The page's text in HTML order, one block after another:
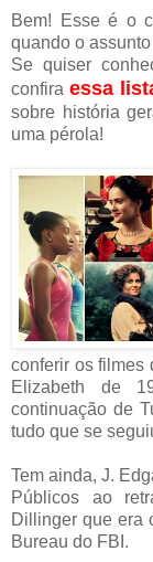
Bem! Esse é o
quando o
Se quiser
confira essa
sobre história
uma pérola!
conferir os filmes
Elizabeth de
continuação de
tudo que se
Tem ainda, J.
Públicos ao
Dillinger que era
Bureau do FBI.